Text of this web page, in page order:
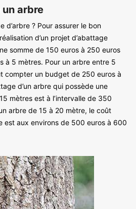
arbre
d’arbre ? Pour assurer le bon
d’un projet d’abattage
somme de 150 euros à 250 euros
à 5 mètres. Pour un arbre entre 5
compter un budget de 250 euros à
d’un arbre qui possède une
mètres est à l’intervalle de 350
arbre de 15 à 20 mètre, le coût
est aux environs de 500 euros à 600